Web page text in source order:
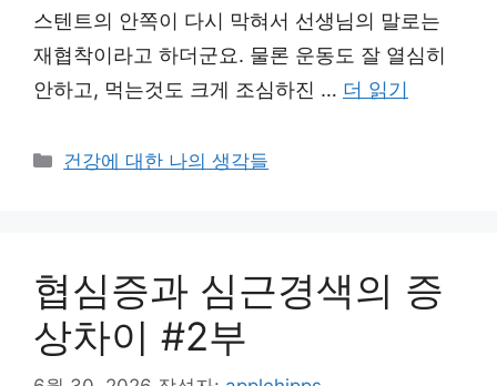
스텐트의 안쪽이 다시 막혀서 선생님의 말로는
재협착이라고 하더군요. 물론 운동도 잘 열심히
안하고, 먹는것도 크게 조심하진 … 더 읽기
카
건강에 대한 나의 생각들
협심증과 심근경색의 증
상차이 #2부